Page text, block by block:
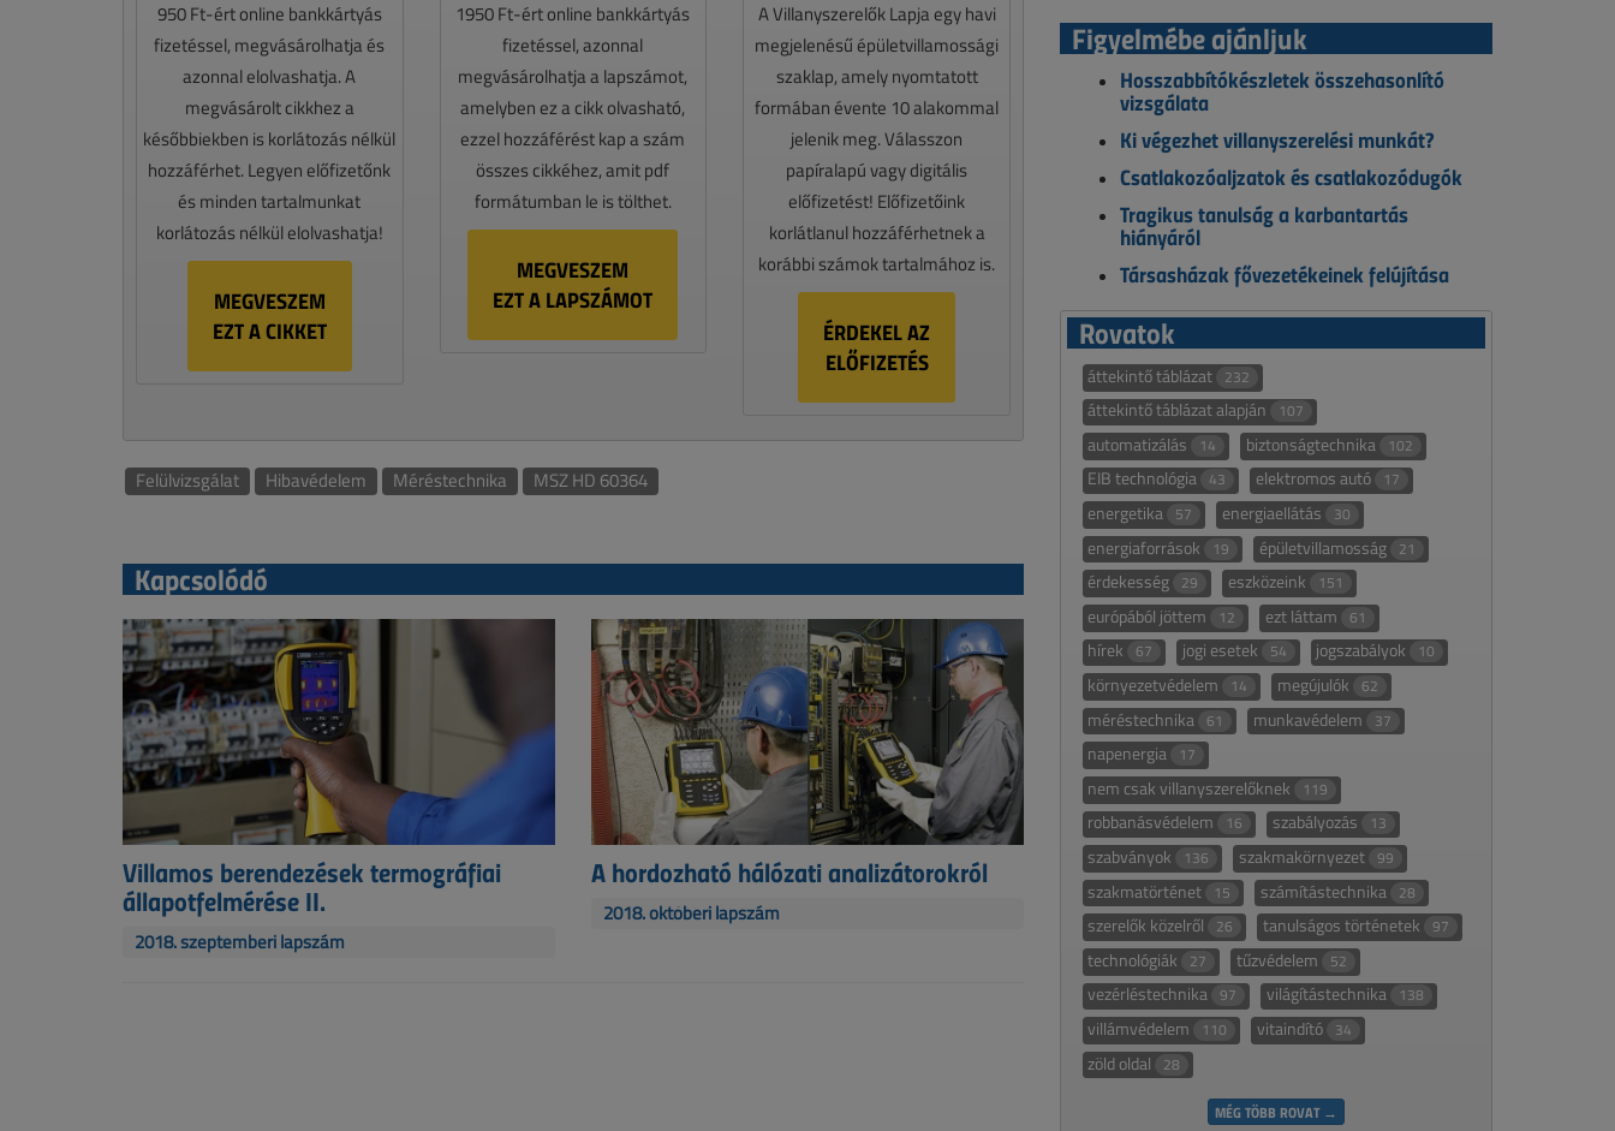
950 Ft-ért online bankkártyás
fizetéssel, megvásárolhatja és
azonnal elolvashatja. A
megvásárolt cikkhez a
későbbiekben is korlátozás nélkül
hozzáférhet. Legyen előfizetőnk
és minden tartalmunkat
korlátozás nélkül elolvashatja!
MEGVESZEM
EZT A CIKKET
1950 Ft-ért online bankkártyás
fizetéssel, azonnal
megvásárolhatja a lapszámot,
amelyben ez a cikk olvasható,
ezzel hozzáférést kap a szám
összes cikkéhez, amit pdf
formátumban le is tölthet.
MEGVESZEM
EZT A LAPSZÁMOT
A Villanyszerelők Lapja egy havi
megjelenésű épületvillamossági
szaklap, amely nyomtatott
formában évente 10 alakommal
jelenik meg. Válasszon
papíralapú vagy digitális
előfizetést! Előfizetőink
korlátlanul hozzáférhetnek a
korábbi számok tartalmához is.
ÉRDEKEL AZ
ELŐFIZETÉS
Felülvizsgálat Hibavédelem Méréstechnika MSZ HD 60364
Kapcsolódó
Villamos berendezések termográfiai
állapotfelmérése II.
2018. szeptemberi lapszám
A hordozható hálózati analizátorokról
2018. októberi lapszám
Figyelmébe ajánljuk
Hosszabbítókészletek összehasonlító
vizsgálata
Ki végezhet villanyszerelési munkát?
Csatlakozóaljzatok és csatlakozódugók
Tragikus tanulság a karbantartás
hiányáról
Társasházak fővezetékeinek felújítása
Rovatok
áttekintő táblázat 232
áttekintő táblázat alapján 107
automatizálás 14 biztonságtechnika 102
EIB technológia 43 elektromos autó 17
energetika 57 energiaellátás 30
energiaforrások 19 épületvillamosság 21
érdekesség 29 eszközeink 151
európából jöttem 12 ezt láttam 61
hírek 67 jogi esetek 54 jogszabályok 10
környezetvédelem 14 megújulók 62
méréstechnika 61 munkavédelem 37
napenergia 17
nem csak villanyszerelőknek 119
robbanásvédelem 16 szabályozás 13
szabványok 136 szakmakörnyezet 99
szakmatörténet 15 számítástechnika 28
szerelők közelről 26 tanulságos történetek 97
technológiák 27 tűzvédelem 52
vezérléstechnika 97 világítástechnika 138
villámvédelem 110 vitaindító 34
zöld oldal 28
MÉG TÖBB ROVAT →